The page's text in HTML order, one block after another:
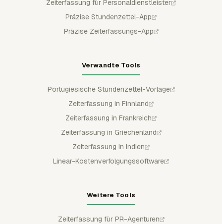
Zeiterfassung für Personaldienstleister
Präzise Stundenzettel-App
Präzise Zeiterfassungs-App
Verwandte Tools
Portugiesische Stundenzettel-Vorlage
Zeiterfassung in Finnland
Zeiterfassung in Frankreich
Zeiterfassung in Griechenland
Zeiterfassung in Indien
Linear-Kostenverfolgungssoftware
Weitere Tools
Zeiterfassung für PR-Agenturen